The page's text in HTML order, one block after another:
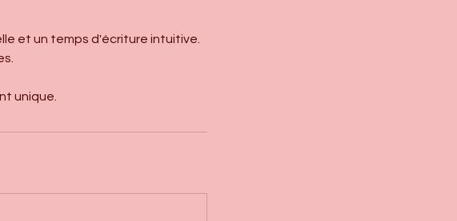
et un temps d'écriture intuitive.
unique.